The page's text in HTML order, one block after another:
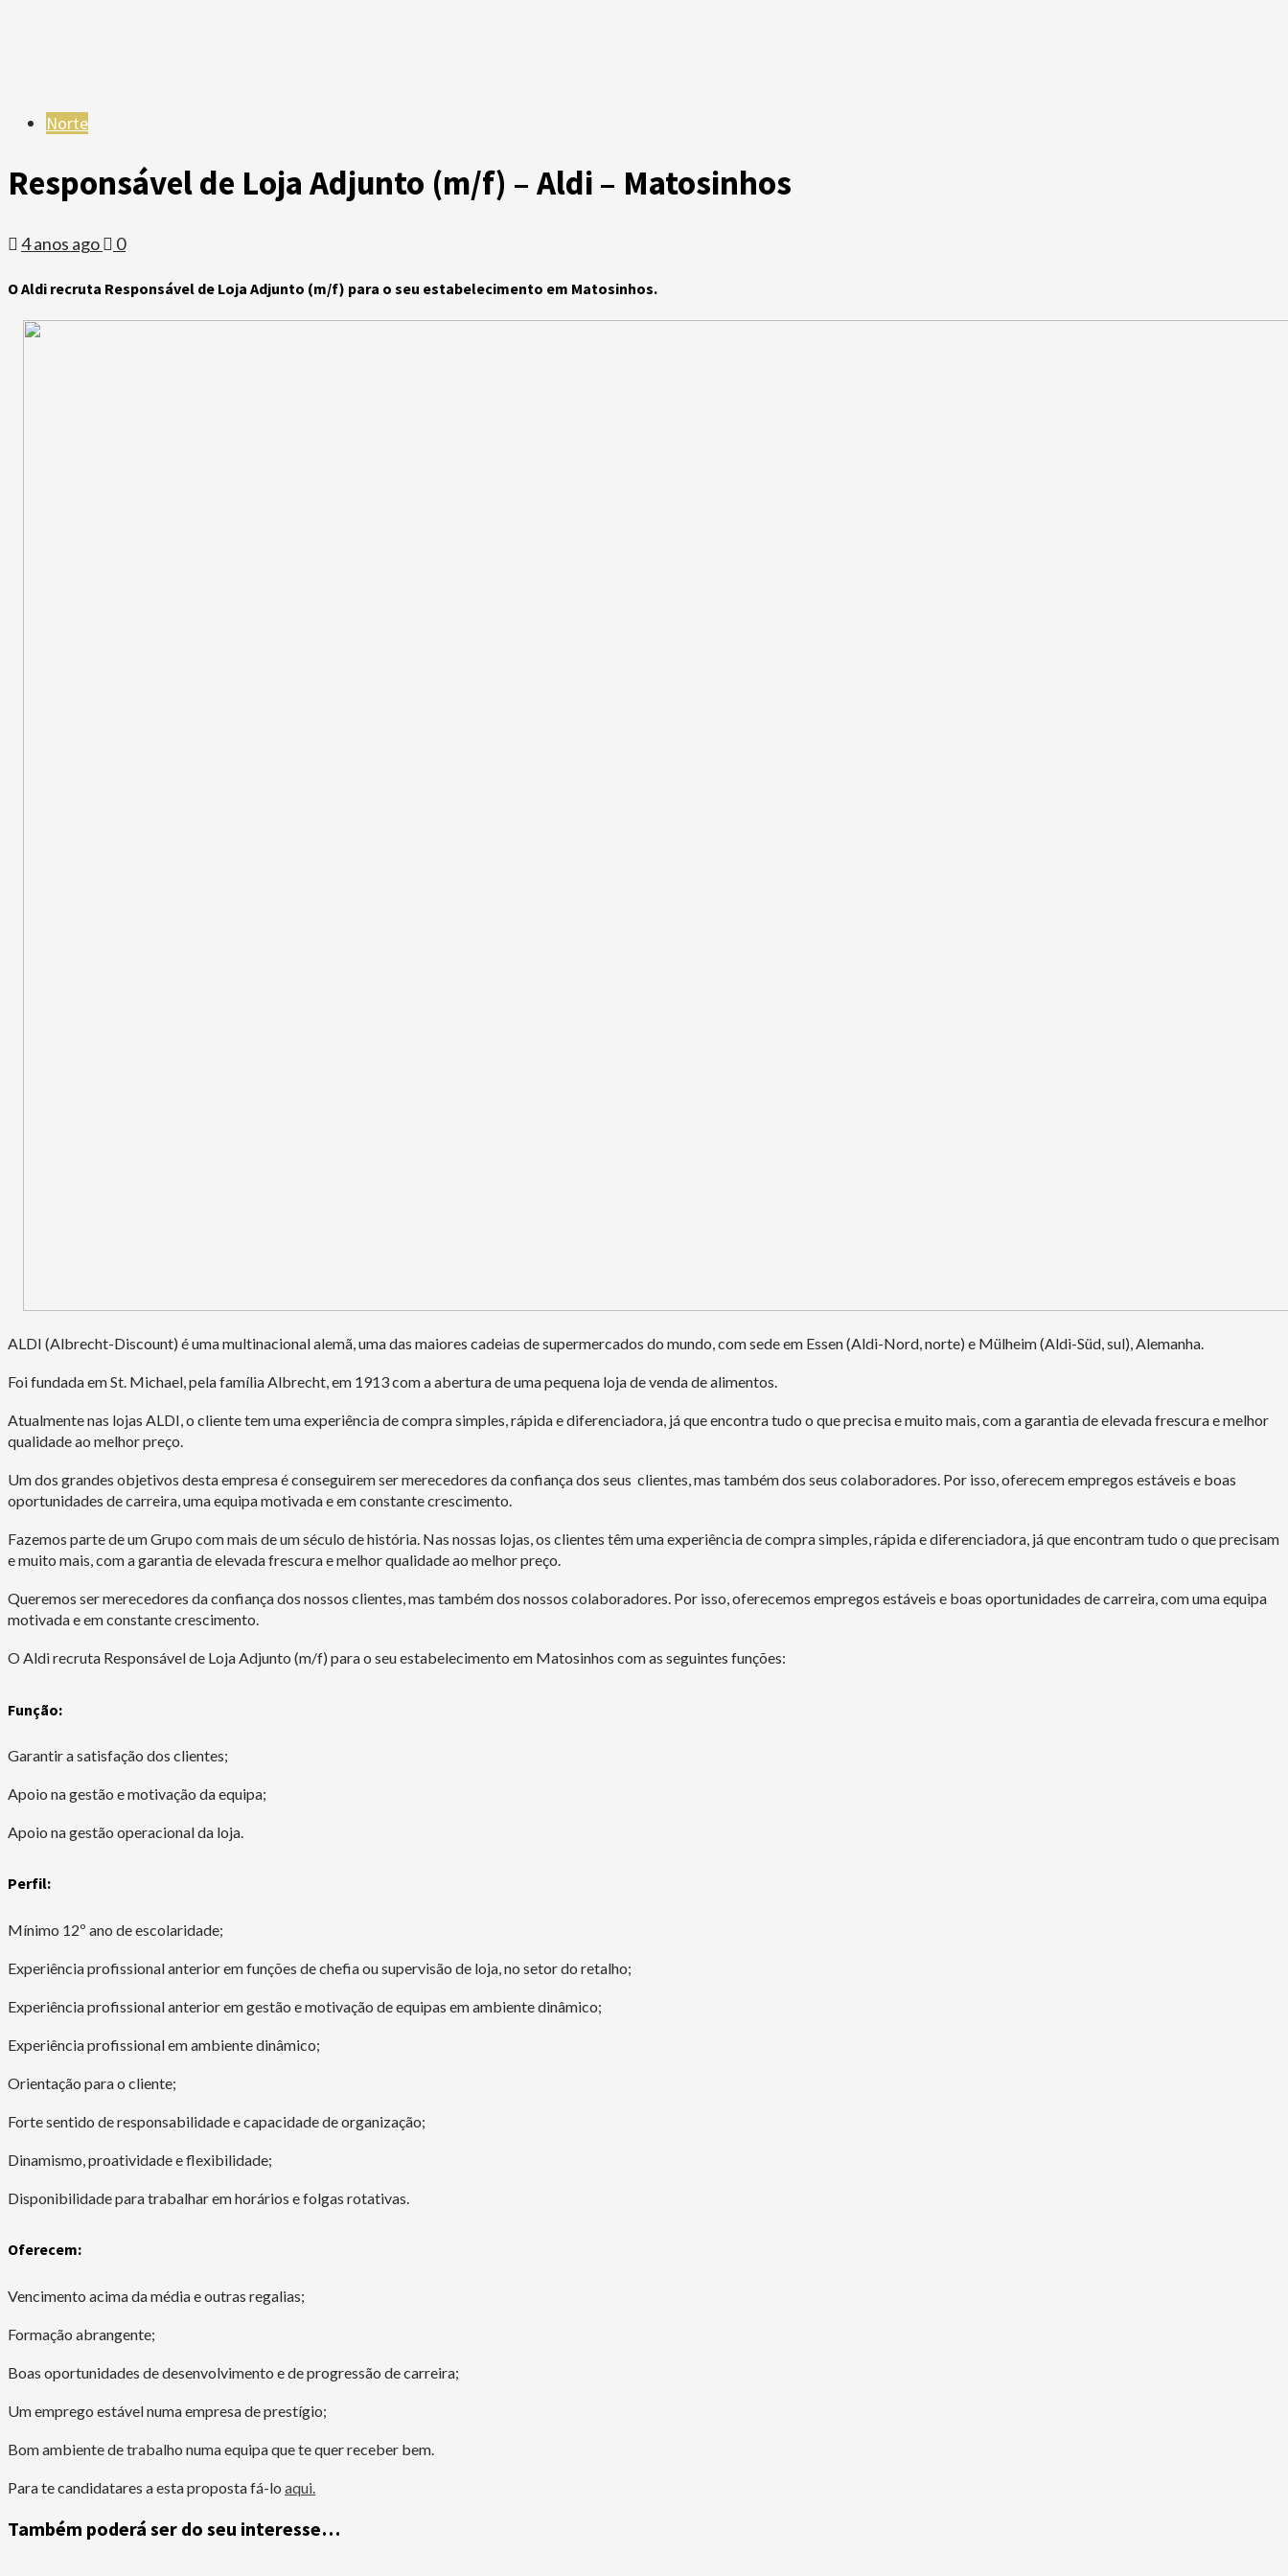
Norte
Responsável de Loja Adjunto (m/f) – Aldi – Matosinhos
4 anos ago 0
O Aldi recruta Responsável de Loja Adjunto (m/f) para o seu estabelecimento em Matosinhos.
ALDI (Albrecht-Discount) é uma multinacional alemã, uma das maiores cadeias de supermercados do mundo, com sede em Essen (Aldi-Nord, norte) e Mülheim (Aldi-Süd, sul), Alemanha.
Foi fundada em St. Michael, pela família Albrecht, em 1913 com a abertura de uma pequena loja de venda de alimentos.
Atualmente nas lojas ALDI, o cliente tem uma experiência de compra simples, rápida e diferenciadora, já que encontra tudo o que precisa e muito mais, com a garantia de elevada frescura e melhor
qualidade ao melhor preço.
Um dos grandes objetivos desta empresa é conseguirem ser merecedores da confiança dos seus clientes, mas também dos seus colaboradores. Por isso, oferecem empregos estáveis e boas
oportunidades de carreira, uma equipa motivada e em constante crescimento.
Fazemos parte de um Grupo com mais de um século de história. Nas nossas lojas, os clientes têm uma experiência de compra simples, rápida e diferenciadora, já que encontram tudo o que precisam
e muito mais, com a garantia de elevada frescura e melhor qualidade ao melhor preço.
Queremos ser merecedores da confiança dos nossos clientes, mas também dos nossos colaboradores. Por isso, oferecemos empregos estáveis e boas oportunidades de carreira, com uma equipa
motivada e em constante crescimento.
O Aldi recruta Responsável de Loja Adjunto (m/f) para o seu estabelecimento em Matosinhos com as seguintes funções:
Função:
Garantir a satisfação dos clientes;
Apoio na gestão e motivação da equipa;
Apoio na gestão operacional da loja.
Perfil:
Mínimo 12º ano de escolaridade;
Experiência profissional anterior em funções de chefia ou supervisão de loja, no setor do retalho;
Experiência profissional anterior em gestão e motivação de equipas em ambiente dinâmico;
Experiência profissional em ambiente dinâmico;
Orientação para o cliente;
Forte sentido de responsabilidade e capacidade de organização;
Dinamismo, proatividade e flexibilidade;
Disponibilidade para trabalhar em horários e folgas rotativas.
Oferecem:
Vencimento acima da média e outras regalias;
Formação abrangente;
Boas oportunidades de desenvolvimento e de progressão de carreira;
Um emprego estável numa empresa de prestígio;
Bom ambiente de trabalho numa equipa que te quer receber bem.
Para te candidatares a esta proposta fá-lo aqui.
Também poderá ser do seu interesse…